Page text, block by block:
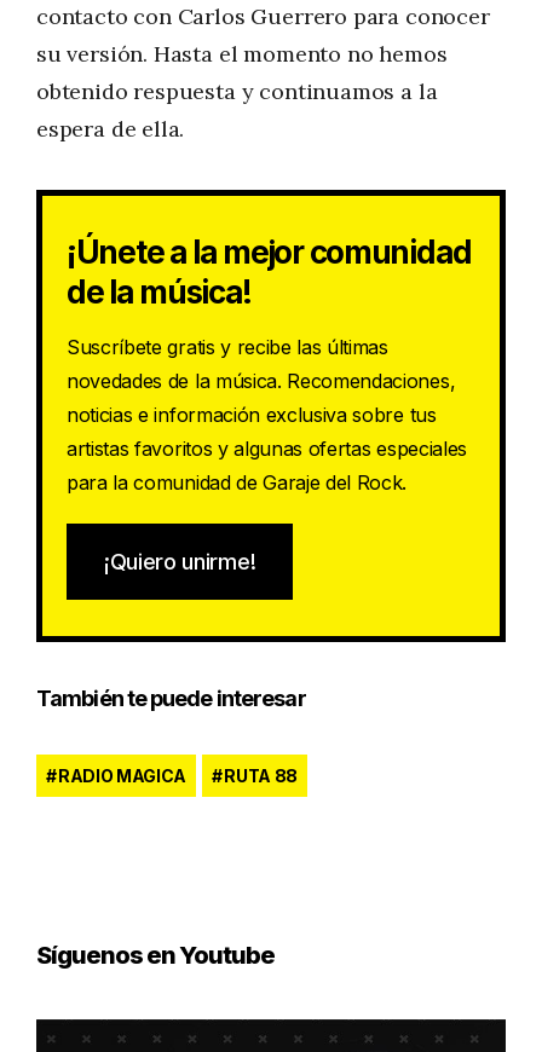
contacto con Carlos Guerrero para conocer
su versión. Hasta el momento no hemos
obtenido respuesta y continuamos a la
espera de ella.
¡Únete a la mejor comunidad
de la música!
Suscríbete gratis y recibe las últimas
novedades de la música. Recomendaciones,
noticias e información exclusiva sobre tus
artistas favoritos y algunas ofertas especiales
para la comunidad de Garaje del Rock.
¡Quiero unirme!
También te puede interesar
RADIO MAGICA RUTA 88
Síguenos en Youtube